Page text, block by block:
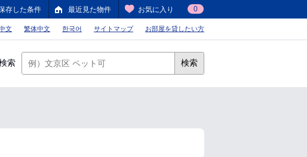
存した条件 最近見た物件 お気に入り 0
文 繁体中文 한국어 サイトマップ お部屋を貸したい方
索 検索